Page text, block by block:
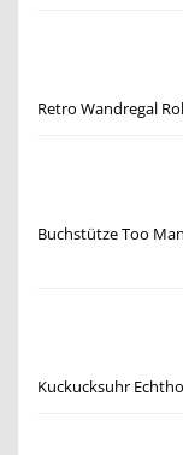
Retro Wandregal
Buchstütze Too
Kuckucksuhr